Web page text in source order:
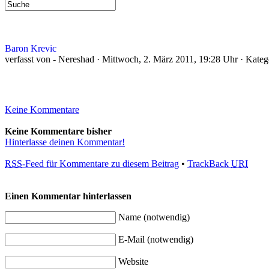
Baron Krevic
verfasst von - Nereshad · Mittwoch, 2. März 2011, 19:28 Uhr ·
Keine Kommentare
Keine Kommentare bisher
Hinterlasse deinen Kommentar!
RSS-Feed für Kommentare zu diesem Beitrag • TrackBack URI
Einen Kommentar hinterlassen
Name (notwendig)
E-Mail (notwendig)
Website